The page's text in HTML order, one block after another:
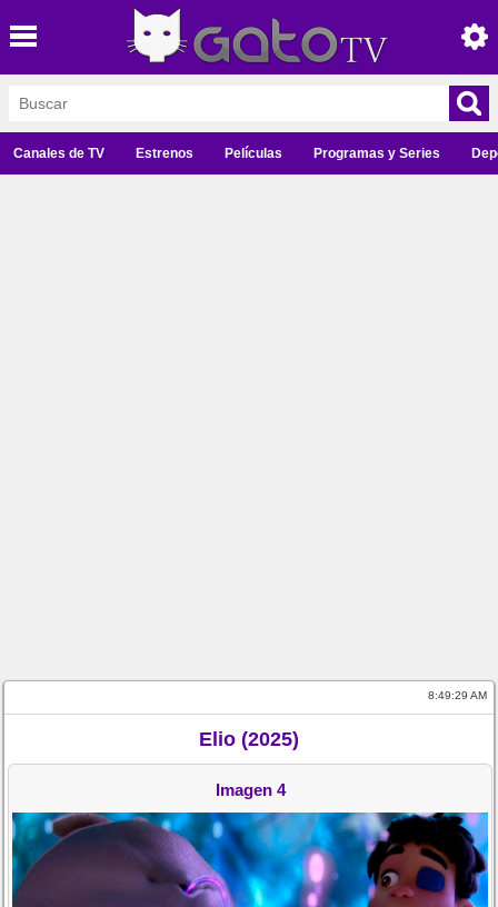
Canales de TV Estrenos Películas Programas y Series
8:49:29 AM
Elio (2025)
Imagen 4